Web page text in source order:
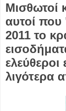
Μισθωτοί
αυτοί
2011 το
λιγότερα